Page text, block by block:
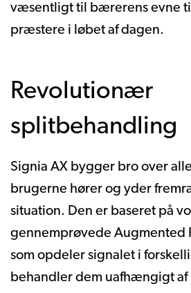
væsentligt til bærerens evne
præstere i løbet af dagen.
Revolutionær
splitbehandling
Signia AX bygger bro over
brugerne hører og yder
situation. Den er baseret på
gennemprøvede Augmented
som opdeler signalet i
behandler dem uafhængigt af